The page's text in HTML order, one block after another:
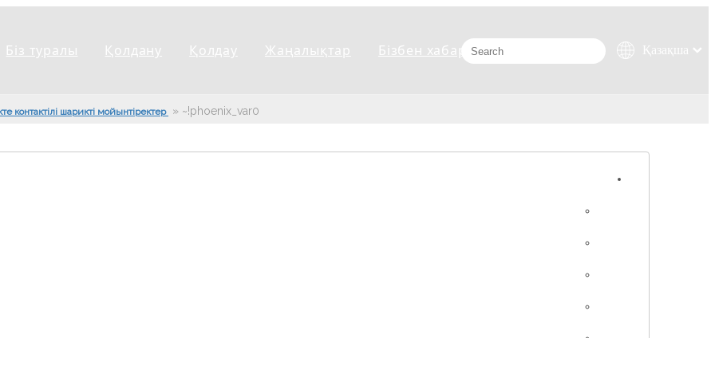
Біз туралы Қолдану Қолдау Жаңалықтар Бізбен хабарласыңыз Қазақша
한국어
العربية
контактілі шарикті мойынтіректер » ~!phoenix_var0!~